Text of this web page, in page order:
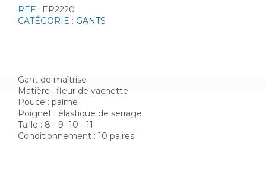
REF : EP2220
CATÉGORIE : GANTS
Gant de maîtrise
Matière : fleur de vachette
Pouce : palmé
Poignet : élastique de serrage
Taille : 8 - 9 -10 - 11
Conditionnement : 10 paires